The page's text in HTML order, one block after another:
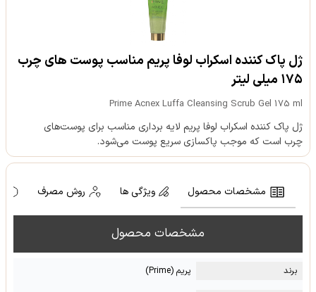
ژل پاک کننده اسکراب لوفا پریم مناسب پوست های چرب
۱۷۵ میلی لیتر
Prime Acnex Luffa Cleansing Scrub Gel 175 ml
ژل پاک کننده اسکراب لوفا پریم لایه برداری مناسب برای پوست‌های
چرب است که موجب پاکسازی سریع پوست می‌شود.
مشخصات محصول ویژگی ها روش مصرف
مشخصات محصول
برند پریم (Prime)